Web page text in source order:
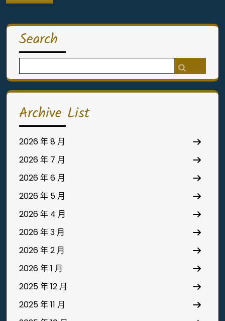
Search
for:
Archive List
2026 年 8 月
2026 年 7 月
2026 年 6 月
2026 年 5 月
2026 年 4 月
2026 年 3 月
2026 年 2 月
2026 年 1 月
2025 年 12 月
2025 年 11 月